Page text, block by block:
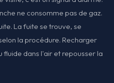
ne consomme pas de gaz.
La fuite se trouve, se
la procédure. Recharger
fluide dans l'air et repousser la